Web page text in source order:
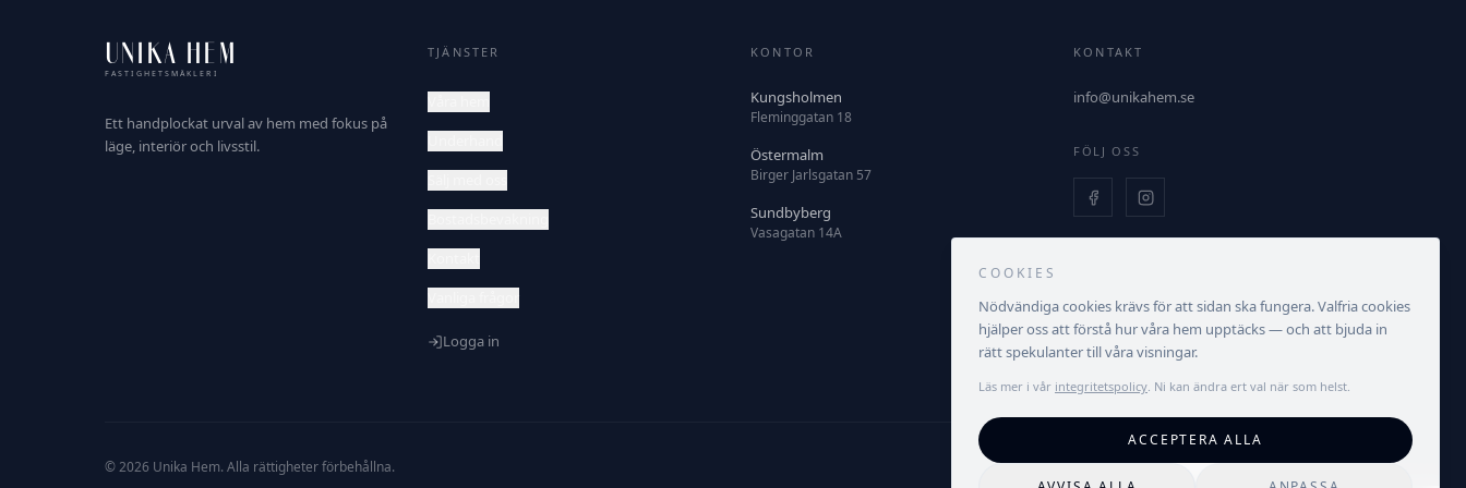
UNIKA HEM
FASTIGHETSMÄKLERI
Ett handplockat urval av hem med fokus på
läge, interiör och livsstil.
TJÄNSTER
Logga in
KONTOR
Kungsholmen
Fleminggatan 18
Östermalm
Birger Jarlsgatan 57
Sundbyberg
Vasagatan 14A
KONTAKT
info@unikahem.se
FÖLJ OSS
©2026 Unika Hem. Alla rättigheter förbehållna. IntegritetspolicyVillkorCookieinställningar
COOKIES
Nödvändiga cookies krävs för att sidan ska fungera. Valfria cookies
hjälper oss att förstå hur våra hem upptäcks — och att bjuda in
rätt spekulanter till våra visningar.
Läs mer i vår integritetspolicy. Ni kan ändra ert val när som helst.
ACCEPTERA ALLA